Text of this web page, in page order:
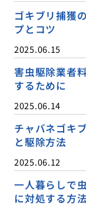
ゴキブリ捕獲
プとコツ
2025.06.15
害虫駆除業者
するために
2025.06.14
チャバネゴキ
と駆除方法
2025.06.12
一人暮らしで
に対処する方法